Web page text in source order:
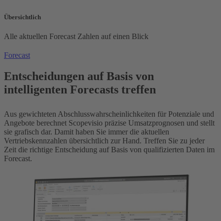
Übersichtlich
Alle aktuellen Forecast Zahlen auf einen Blick
Forecast
Entscheidungen auf Basis von
intelligenten Forecasts treffen
Aus gewichteten Abschlusswahrscheinlichkeiten für Potenziale und
Angebote berechnet Scopevisio präzise Umsatzprognosen und stellt
sie grafisch dar. Damit haben Sie immer die aktuellen
Vertriebskennzahlen übersichtlich zur Hand. Treffen Sie zu jeder
Zeit die richtige Entscheidung auf Basis von qualifizierten Daten im
Forecast.